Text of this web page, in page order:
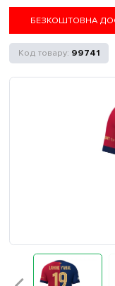
БЕЗКОШТОВНА
99741